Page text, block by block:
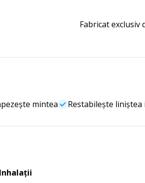
Fabricat
mintea Restabilește
Inhalații